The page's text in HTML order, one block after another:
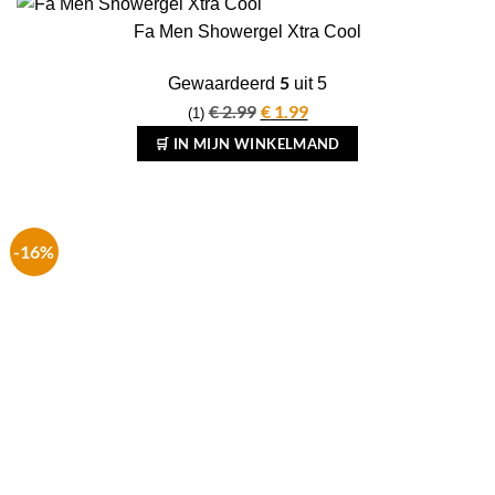
Fa Men Showergel Xtra Cool
Gewaardeerd 5 uit 5
(1) €2.99 Oorspronkelijke
prijs
was:
€1.99Huidige
prijs
is:
🛒 IN MIJN WINKELMAND
-16%